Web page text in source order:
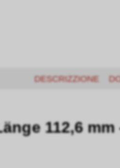
DESCRIZZIONE
112,6 mm